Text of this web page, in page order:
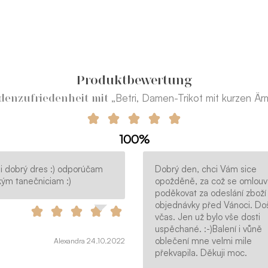
Produktbewertung
mit „Betri, Damen-Trikot mit kurzen
100%
dobrý dres :) odporúčam
tanečniciam :)
Alexandra 24.10.2022
Dobrý den, chci Vám sice
opožděně, za což se
poděkovat za odeslání zboží
objednávky před Vánoci.
včas. Jen už bylo vše dosti
uspěchané. :-)Balení i vůně
oblečení mne velmi mile
překvapila. Děkuji moc.